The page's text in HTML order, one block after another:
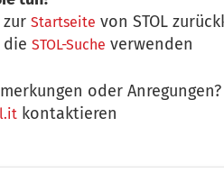
zurStartseite von STOL
dieSTOL-Suche verwenden
oder
kontaktieren